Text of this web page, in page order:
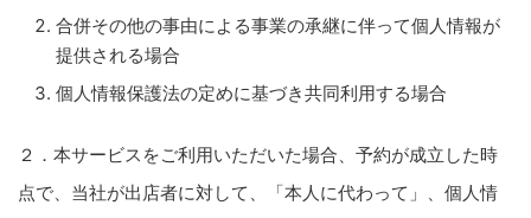
合併その他の事由による事業の承継に伴って個人情報が
提供される場合
個人情報保護法の定めに基づき共同利用する場合
２．本サービスをご利用いただいた場合、予約が成立した時
点で、当社が出店者に対して、「本人に代わって」、個人情